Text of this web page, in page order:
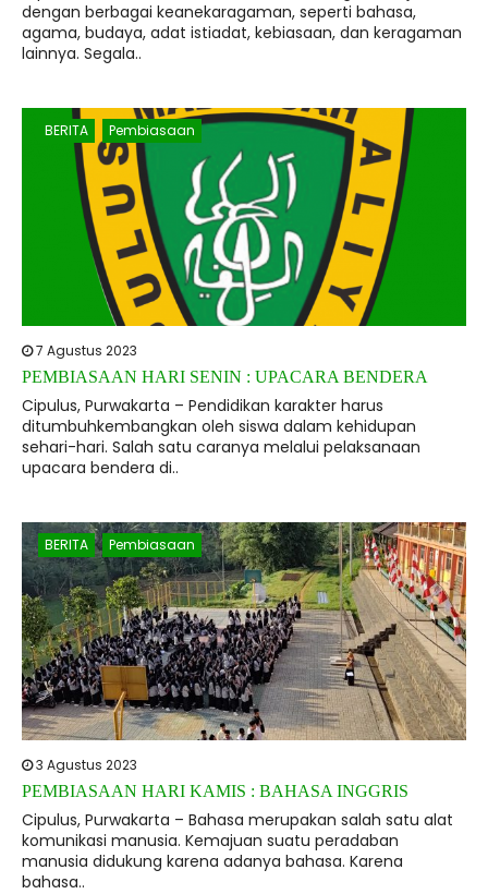
dengan berbagai keanekaragaman, seperti bahasa,
agama, budaya, adat istiadat, kebiasaan, dan keragaman
lainnya. Segala..
BERITA Pembiasaan
7 Agustus 2023
PEMBIASAAN HARI SENIN : UPACARA BENDERA
Cipulus, Purwakarta – Pendidikan karakter harus
ditumbuhkembangkan oleh siswa dalam kehidupan
sehari-hari. Salah satu caranya melalui pelaksanaan
upacara bendera di..
BERITA Pembiasaan
3 Agustus 2023
PEMBIASAAN HARI KAMIS : BAHASA INGGRIS
Cipulus, Purwakarta – Bahasa merupakan salah satu alat
komunikasi manusia. Kemajuan suatu peradaban
manusia didukung karena adanya bahasa. Karena
bahasa..